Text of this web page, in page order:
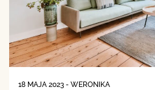
18 MAJA 2023 - WERONIKA